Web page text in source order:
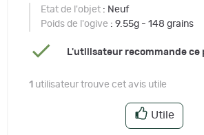
Etat de l'objet : Neuf
Poids de l'ogive : 9.55g - 148 grains
L'utilisateur recommande ce
1 utilisateur trouve cet avis utile
Utile